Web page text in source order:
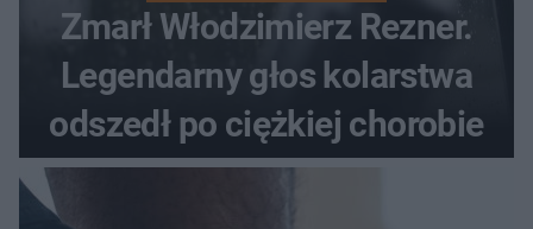
Zmarł Włodzimierz Rezner.
Legendarny głos kolarstwa
odszedł po ciężkiej chorobie